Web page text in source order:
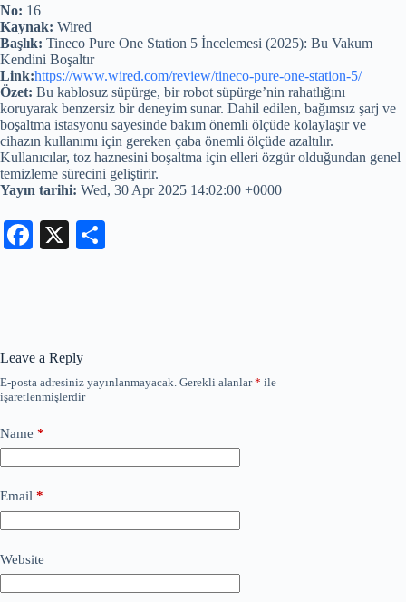
No: 16
Kaynak: Wired
Başlık: Tineco Pure One Station 5 İncelemesi (2025): Bu Vakum
Kendini Boşaltır
Link:https://www.wired.com/review/tineco-pure-one-station-5/
Özet: Bu kablosuz süpürge, bir robot süpürge’nin rahatlığını
koruyarak benzersiz bir deneyim sunar. Dahil edilen, bağımsız şarj ve
boşaltma istasyonu sayesinde bakım önemli ölçüde kolaylaşır ve
cihazın kullanımı için gereken çaba önemli ölçüde azaltılır.
Kullanıcılar, toz haznesini boşaltma için elleri özgür olduğundan genel
temizleme sürecini geliştirir.
Yayın tarihi: Wed, 30 Apr 2025 14:02:00 +0000
Fa
X
Leave a Reply
E-posta adresiniz yayınlanmayacak. Gerekli alanlar* ile
işaretlenmişlerdir
Name *
Email *
Website